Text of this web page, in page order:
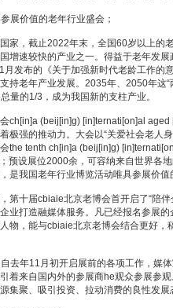
展价值的老年行业盛会；
家，截止2022年末，全国60岁以上
增速较快的产业之一。得益于老年发
发布的《关于加强新时代老龄工作
持老年产业发展。2035年、2050年
量的1/3，成为我国新的支柱产业。
ch[in]a (beij[in]g) [in]ternati[on]al
极强的推动力。大会以“关爱社会老
tenth ch[in]a (beij[in]g)
预设展位2000余，可容纳来自世界各
是我国老年行业博览活动唯具参展价值
第十届cbiaie北京老博会首开启了“陪
业打造融媒体服务。凡已经报名参展
物，能与cbiaie北京老博会结合更好
去年11月初开启展前的各项工作，媒
着来自国内外的参展商he观众参展参
集聚、吸引投资、拉动消费的良性发